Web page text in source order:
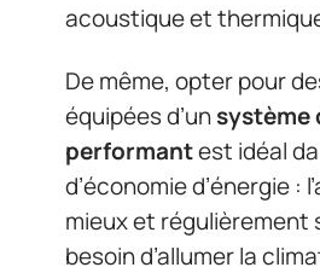
acoustique et
De même, opter pour
équipées d’unsystème
performantest idéal
d’économie d’énergie :
mieux et régulièrement
besoin d’allumer la